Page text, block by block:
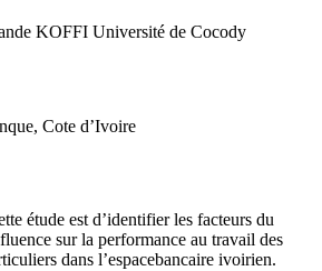
KOFFI Université de Cocody
Cote d’Ivoire
étude est d’identifier les facteurs du
sur la performance au travail des
dans l’espacebancaire ivoirien.